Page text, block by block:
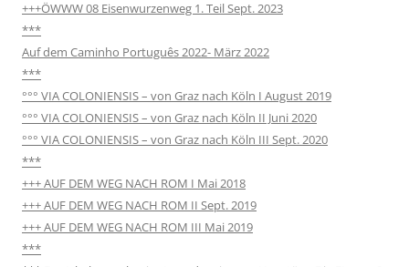
+++ÖWWW 08 Eisenwurzenweg 1. Teil Sept. 2023
***
Auf dem Caminho Português 2022- März 2022
***
°°° VIA COLONIENSIS – von Graz nach Köln I August 2019
°°° VIA COLONIENSIS – von Graz nach Köln II Juni 2020
°°° VIA COLONIENSIS – von Graz nach Köln III Sept. 2020
***
+++ AUF DEM WEG NACH ROM I Mai 2018
+++ AUF DEM WEG NACH ROM II Sept. 2019
+++ AUF DEM WEG NACH ROM III Mai 2019
***